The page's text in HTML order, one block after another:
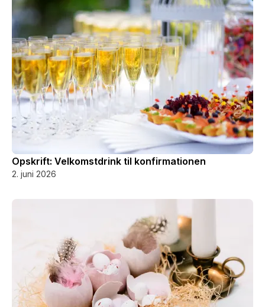
Opskrift: Velkomstdrink til konfirmationen
2. juni 2026